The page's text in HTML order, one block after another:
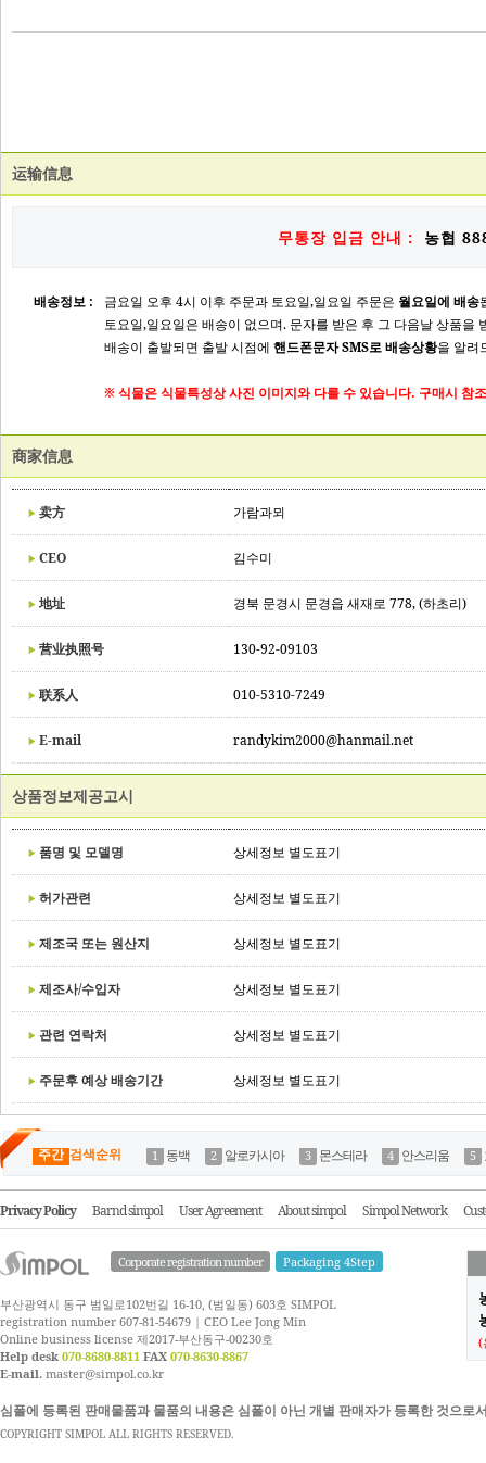
运输信息
무통장 입금 안내 : 농협
배송정보 : 금요일 오후 4시 이후 주문과 토요일,일요일 주문은 월요일에 배송
토요일,일요일은 배송이 없으며. 문자를 받은 후 그 다음날 상품을
배송이 출발되면 출발 시점에 핸드폰문자 SMS로 배송상황을 알려
※ 식물은 식물특성상 사진 이미지와 다를 수 있습니다. 구매시 참
商家信息
卖方 가람과뫼
CEO 김수미
地址 경북 문경시 문경읍 새재로 778, (하초리)
营业执照号 130-92-09103
联系人 010-5310-7249
E-mail randykim2000@hanmail.net
상품정보제공고시
품명 및 모델명 상세정보 별도표기
허가관련 상세정보 별도표기
제조국 또는 원산지 상세정보 별도표기
제조사/수입자 상세정보 별도표기
관련 연락처 상세정보 별도표기
주문후 예상 배송기간 상세정보 별도표기
주간 검색순위 동백 알로카시아 몬스테라 안스리움
Privacy Policy Barnd simpol User Agreement About simpol Simpol Network
Corporate registration number Packaging 4Step
부산광역시 동구 범일로102번길 16-10, (범일동) 603호 SIMPOL
registration number 607-81-54679 | CEO Lee Jong Min
Online business license 제2017-부산동구-00230호
Help desk 070-8680-8811 FAX 070-8630-8867
E-mail. master@simpol.co.kr
(
심폴에 등록된 판매물품과 물품의 내용은 심폴이 아닌 개별 판매자가 등록한 것으
COPYRIGHT SIMPOL ALL RIGHTS RESERVED.